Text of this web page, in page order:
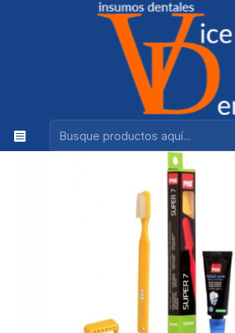
Ventas +56944575313
HIGIENE BUCAL phb super 7